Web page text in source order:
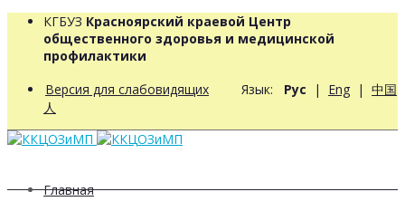
КГБУЗ Красноярский краевой Центр
общественного здоровья и медицинской
профилактики
Версия для слабовидящих Язык: Рус | Eng | 中国
人
Главная